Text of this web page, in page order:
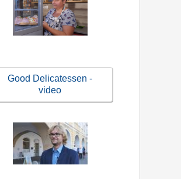
Good Delicatessen -
video